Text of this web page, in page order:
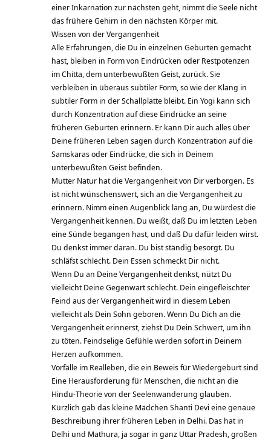
einer Inkarnation zur nächsten geht, nimmt die Seele nicht
das frühere Gehirn in den nächsten Körper mit.
Wissen von der Vergangenheit
Alle Erfahrungen, die Du in einzelnen Geburten gemacht
hast, bleiben in Form von Eindrücken oder Restpotenzen
im Chitta, dem unterbewußten Geist, zurück. Sie
verbleiben in überaus subtiler Form, so wie der Klang in
subtiler Form in der Schallplatte bleibt. Ein Yogi kann sich
durch Konzentration auf diese Eindrücke an seine
früheren Geburten erinnern. Er kann Dir auch alles über
Deine früheren Leben sagen durch Konzentration auf die
Samskaras oder Eindrücke, die sich in Deinem
unterbewußten Geist befinden.
Mutter Natur hat die Vergangenheit von Dir verborgen. Es
ist nicht wünschenswert, sich an die Vergangenheit zu
erinnern. Nimm einen Augenblick lang an, Du würdest die
Vergangenheit kennen. Du weißt, daß Du im letzten Leben
eine Sünde begangen hast, und daß Du dafür leiden wirst.
Du denkst immer daran. Du bist ständig besorgt. Du
schläfst schlecht. Dein Essen schmeckt Dir nicht.
Wenn Du an Deine Vergangenheit denkst, nützt Du
vielleicht Deine Gegenwart schlecht. Dein eingefleischter
Feind aus der Vergangenheit wird in diesem Leben
vielleicht als Dein Sohn geboren. Wenn Du Dich an die
Vergangenheit erinnerst, ziehst Du Dein Schwert, um ihn
zu töten. Feindselige Gefühle werden sofort in Deinem
Herzen aufkommen.
Vorfälle im Realleben, die ein Beweis für Wiedergeburt sind
Eine Herausforderung für Menschen, die nicht an die
Hindu-Theorie von der Seelenwanderung glauben.
Kürzlich gab das kleine Mädchen Shanti Devi eine genaue
Beschreibung ihrer früheren Leben in Delhi. Das hat in
Delhi und Mathura, ja sogar in ganz Uttar Pradesh, großen